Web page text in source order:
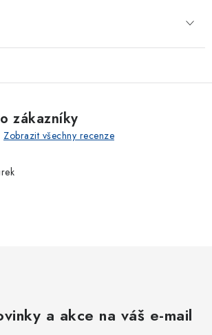
zákazníky
Zobrazit všechny recenze
a akce na váš e-mail